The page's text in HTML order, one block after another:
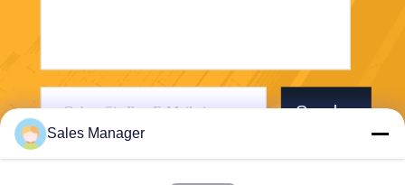
Senden
Sales Manager